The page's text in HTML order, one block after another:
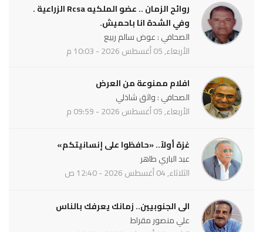
روائح الزمان .. عضو الملكيه Rcsa الزراعية .
وفي الشدة انا باحميش.
الصحافي : عوض سالم ربيع
الأربعاء, 05 أغسطس 2026 - 10:03 م
افلام ممنوعة من العرض
الصحافي : واثق شاذلي
الأربعاء, 05 أغسطس 2026 - 09:59 م
غزة أولاً.. «حافظوا على إنسانيتكم»
عبد الباري طاهر
الثلاثاء, 04 أغسطس 2026 - 12:40 ص
الى الجنوبيين.. زمانك يعرفك بالناس
علي منصور مقراط